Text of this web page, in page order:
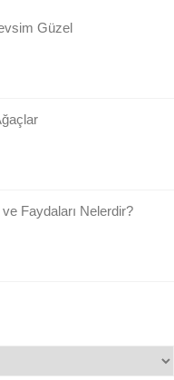
Güzel
Faydaları Nelerdir?